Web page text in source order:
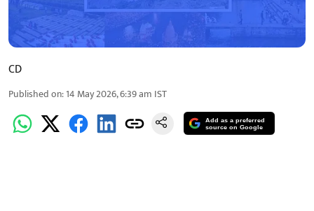
CD
Published on:14 May 2026, 6:39 am IST
Add as a preferred
source on Google